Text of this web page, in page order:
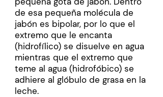
de esa pequeña molécula de
jabón es bipolar, por lo que el
extremo que le encanta
(hidrofílico) se disuelve en agua
mientras que el extremo que
teme al agua (hidrofóbico) se
adhiere al glóbulo de grasa en la
leche.